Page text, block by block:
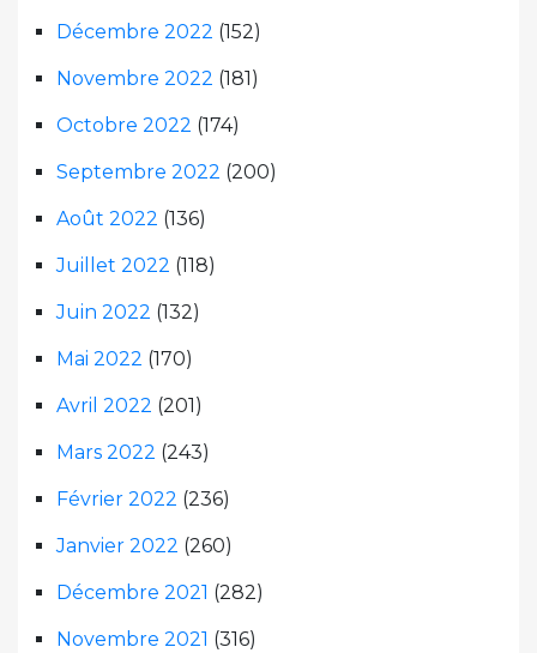
Décembre 2022 (152)
Novembre 2022 (181)
Octobre 2022 (174)
Septembre 2022 (200)
Août 2022 (136)
Juillet 2022 (118)
Juin 2022 (132)
Mai 2022 (170)
Avril 2022 (201)
Mars 2022 (243)
Février 2022 (236)
Janvier 2022 (260)
Décembre 2021 (282)
Novembre 2021 (316)